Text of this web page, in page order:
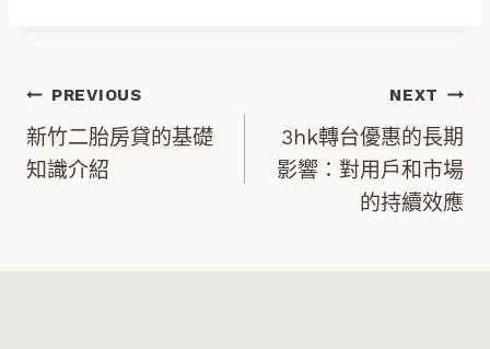
文
章
PREVIOUS
新竹二胎房貸的基礎
知識介紹
NEXT
3hk轉台優惠的長期
影響：對用戶和市場
的持續效應